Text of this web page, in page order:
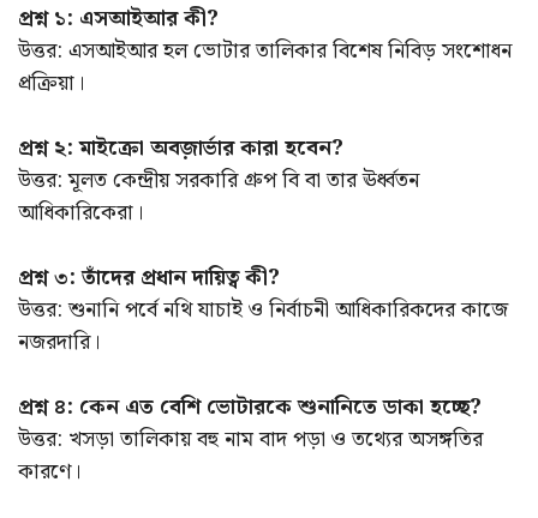
প্রশ্ন ১: এসআইআর কী?
উত্তর: এসআইআর হল ভোটার তালিকার বিশেষ নিবিড় সংশোধন
প্রক্রিয়া।
প্রশ্ন ২: মাইক্রো অবজ়ার্ভার কারা হবেন?
উত্তর: মূলত কেন্দ্রীয় সরকারি গ্রুপ বি বা তার ঊর্ধ্বতন
আধিকারিকেরা।
প্রশ্ন ৩: তাঁদের প্রধান দায়িত্ব কী?
উত্তর: শুনানি পর্বে নথি যাচাই ও নির্বাচনী আধিকারিকদের কাজে
নজরদারি।
প্রশ্ন ৪: কেন এত বেশি ভোটারকে শুনানিতে ডাকা হচ্ছে?
উত্তর: খসড়া তালিকায় বহু নাম বাদ পড়া ও তথ্যের অসঙ্গতির
কারণে।